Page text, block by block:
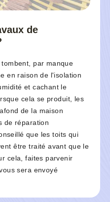
de
par manque
en raison de l'isolation
et cachant le
cela se produit, les
de la maison
de réparation
que les toits qui
être traité avant que le
cela, faites parvenir
sera envoyé